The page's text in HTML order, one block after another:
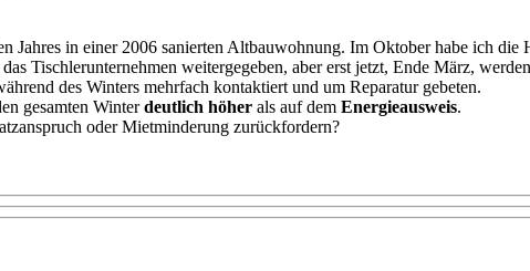
Jahres in einer 2006 sanierten Altbauwohnung. Im Oktober habe ich die
Tischlerunternehmen weitergegeben, aber erst jetzt, Ende März,
des Winters mehrfach kontaktiert und um Reparatur gebeten.
gesamten Winterdeutlich höher als auf dem Energieausweis.
oder Mietminderung zurückfordern?